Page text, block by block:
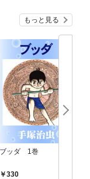
もっと見る
ブッダ 1巻
330